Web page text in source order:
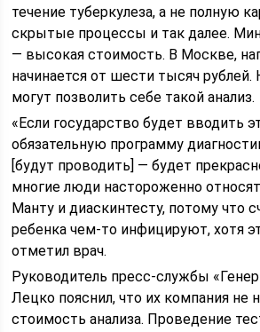
течение туберкулеза, а не полную
скрытые процессы и так далее.
— высокая стоимость. В Москве,
начинается от шести тысяч рублей.
могут позволить себе такой анализ.
«Если государство будет вводить
обязательную программу
[будут проводить] — будет
многие люди настороженно
Манту и диаскинтесту, потому что
ребенка чем-то инфицируют, хотя
отметил врач.
Руководитель пресс-службы
Лецко пояснил, что их компания не
стоимость анализа. Проведение